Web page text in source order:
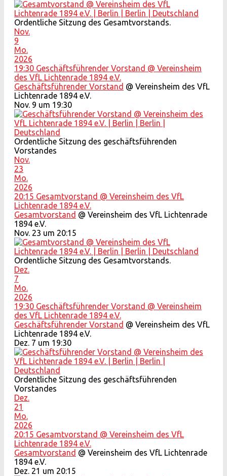
Ordentliche Sitzung des Gesamtvorstands.
Nov.
9
Mo.
2026
19:30 Geschäftsführender Vorstand @ Vereinsheim
des VfL Lichtenrade 1894 e.V.
Geschäftsführender Vorstand @ Vereinsheim des VfL
Lichtenrade 1894 e.V.
Nov. 9 um 19:30
Ordentliche Sitzung des geschäftsführenden
Vorstandes
Nov.
23
Mo.
2026
20:15 Gesamtvorstand @ Vereinsheim des VfL
Lichtenrade 1894 e.V.
Gesamtvorstand @ Vereinsheim des VfL Lichtenrade
1894 e.V.
Nov. 23 um 20:15
Ordentliche Sitzung des Gesamtvorstands.
Dez.
7
Mo.
2026
19:30 Geschäftsführender Vorstand @ Vereinsheim
des VfL Lichtenrade 1894 e.V.
Geschäftsführender Vorstand @ Vereinsheim des VfL
Lichtenrade 1894 e.V.
Dez. 7 um 19:30
Ordentliche Sitzung des geschäftsführenden
Vorstandes
Dez.
21
Mo.
2026
20:15 Gesamtvorstand @ Vereinsheim des VfL
Lichtenrade 1894 e.V.
Gesamtvorstand @ Vereinsheim des VfL Lichtenrade
1894 e.V.
Dez. 21 um 20:15